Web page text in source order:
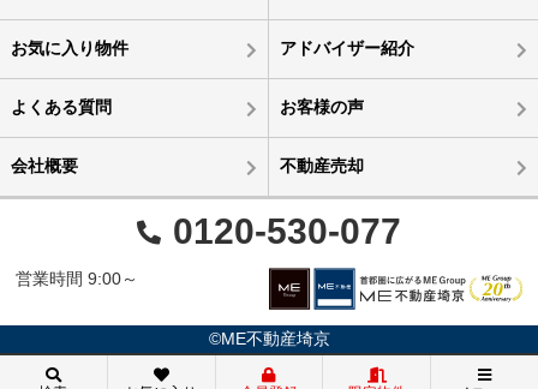
お気に入り物件 アドバイザー紹介
よくある質問 お客様の声
会社概要 不動産売却
0120-530-077
営業時間 9:00～
©ME不動産埼京